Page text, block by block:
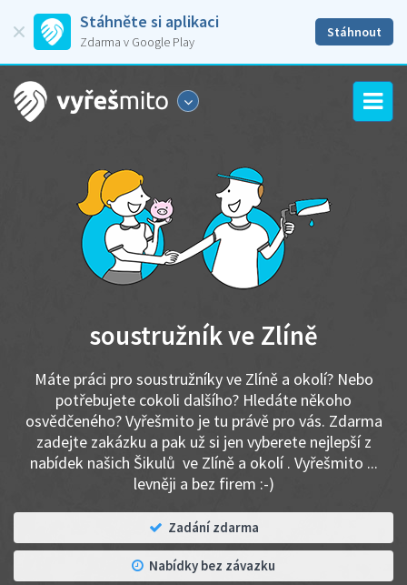
Stáhněte si aplikaci
Zdarma v Google Play
Stáhnout
soustružník ve Zlíně
Máte práci pro soustružníky ve Zlíně a okolí? Nebo
potřebujete cokoli dalšího? Hledáte někoho
osvědčeného? Vyřešmito je tu právě pro vás. Zdarma
zadejte zakázku a pak už si jen vyberete nejlepší z
nabídek našich Šikulů ve Zlíně a okolí . Vyřešmito ...
levněji a bez firem :-)
Zadání zdarma
Nabídky bez závazku